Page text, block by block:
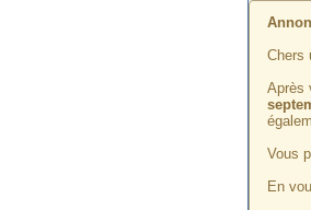
Chers
Après
Vous
En